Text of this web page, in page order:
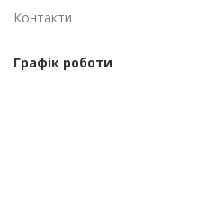
Контакти
Графік роботи